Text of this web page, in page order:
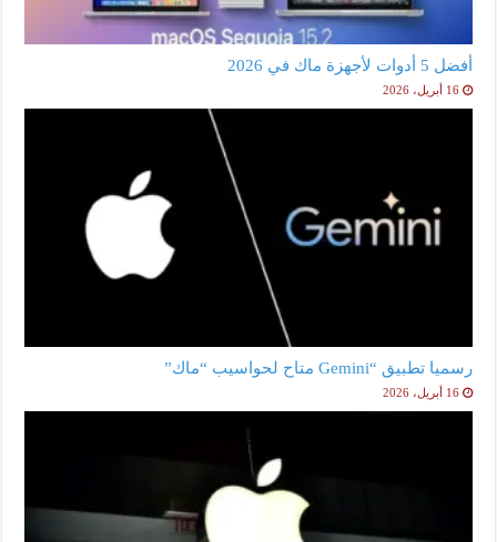
أفضل 5 أدوات لأجهزة ماك في 2026
16 أبريل، 2026
رسميا تطبيق “Gemini متاح لحواسيب “ماك”
16 أبريل، 2026